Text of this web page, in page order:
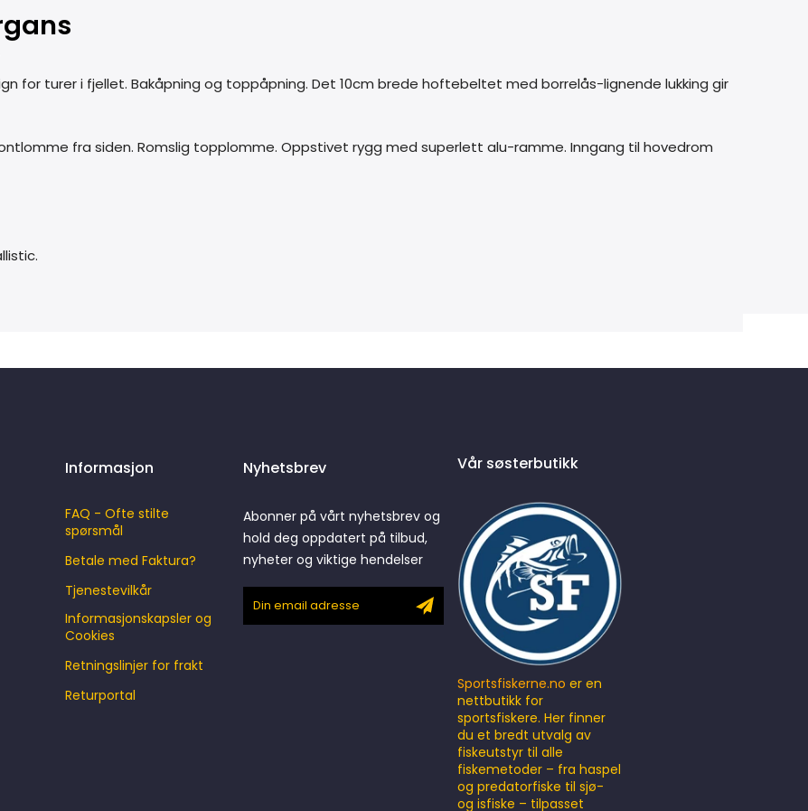
for turer i fjellet. Bakåpning og toppåpning. Det 10cm brede hoftebeltet med borrelås-lignende lukking gir
fra siden. Romslig topplomme. Oppstivet rygg med superlett alu-ramme. Inngang til hovedrom
Informasjon
FAQ - Ofte stilte
spørsmål
Betale med Faktura?
Tjenestevilkår
Informasjonskapsler og
Cookies
Retningslinjer for frakt
Returportal
Nyhetsbrev
Abonner på vårt nyhetsbrev og
hold deg oppdatert på tilbud,
nyheter og viktige hendelser
Vår søsterbutikk
Sportsfiskerne.no er en
nettbutikk for
sportsfiskere. Her finner
du et bredt utvalg av
fiskeutstyr til alle
fiskemetoder – fra haspel
og predatorfiske til sjø-
og isfiske – tilpasset